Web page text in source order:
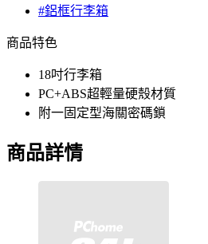
#鋁框行李箱
商品特色
18吋行李箱
PC+ABS超輕量硬殼材質
附一固定型海關密碼鎖
商品詳情